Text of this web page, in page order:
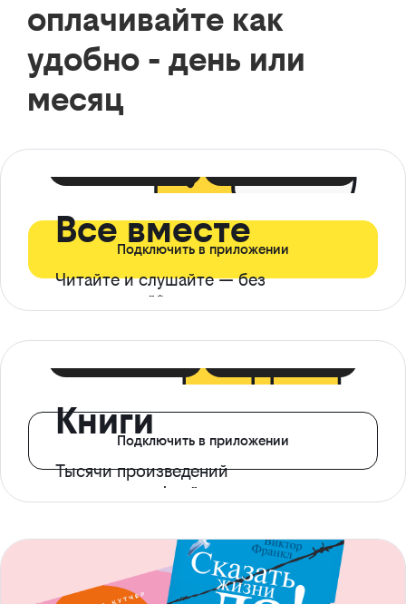
оплачивайте как
удобно - день или
месяц
Все вместе
Читайте и слушайте — без
ограничений*
Подключить в приложении
Книги
Тысячи произведений
с доступом офлайн
Подключить в приложении